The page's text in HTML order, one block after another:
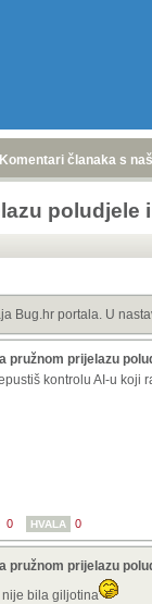
Komentari članaka s
poludjele
Bug.hr portala. U
pružnom prijelazu
kontrolu AI-u koji
0 HVALA 0
pružnom prijelazu
nije bila giljotina